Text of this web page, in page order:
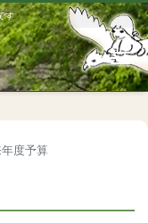
す
度予算